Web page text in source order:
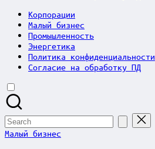
Корпорации
Малый бизнес
Промышленность
Энергетика
Политика конфиденциальности
Согласие на обработку ПД
Search
for:
Posted
Малый бизнес